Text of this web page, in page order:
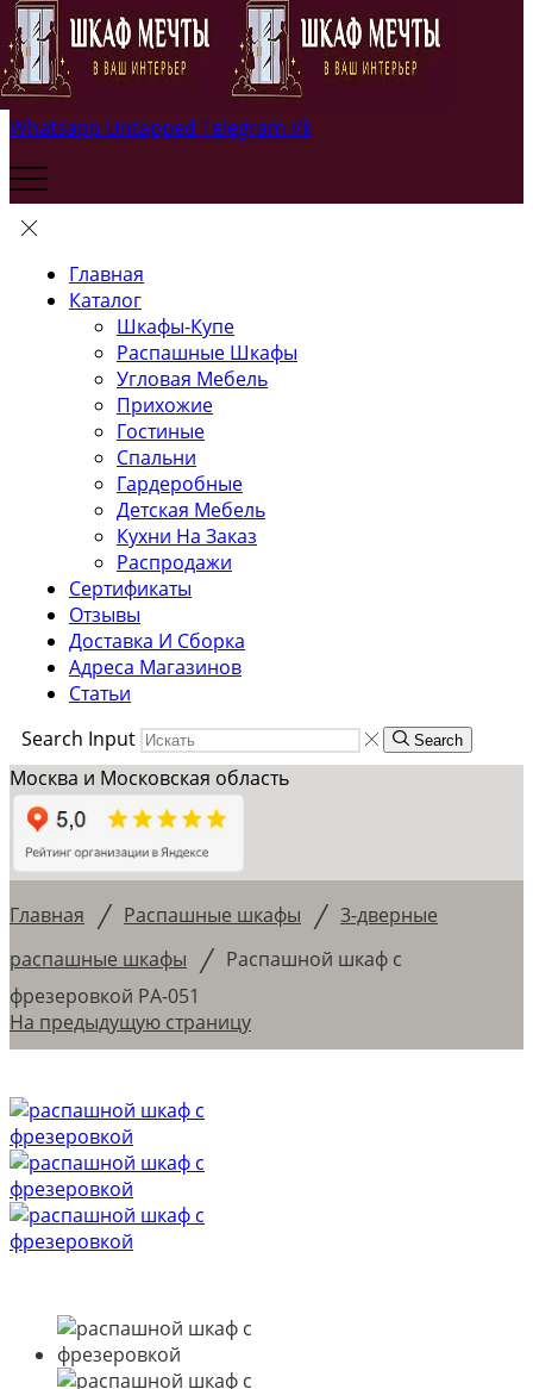
Whatsapp Untapped Telegram Vk
Главная
Каталог
Шкафы-Купе
Распашные Шкафы
Угловая Мебель
Прихожие
Гостиные
Спальни
Гардеробные
Детская Мебель
Кухни На Заказ
Распродажи
Сертификаты
Отзывы
Доставка И Сборка
Адреса Магазинов
Статьи
Search Input
Search
Москва и Московская область
Главная / Распашные шкафы / 3-дверные
распашные шкафы / Распашной шкаф с
фрезеровкой РА-051
На предыдущую страницу